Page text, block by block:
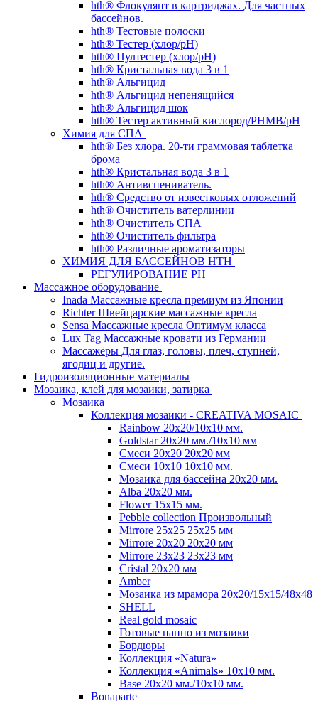
hth® Флокулянт в картриджах. Для частных
бассейнов.
hth® Тестовые полоски
hth® Тестер (хлор/pH)
hth® Пултестер (хлор/pH)
hth® Кристальная вода 3 в 1
hth® Альгицид
hth® Альгицид непенящийся
hth® Альгицид шок
hth® Тестер активный кислород/PHMB/pH
Химия для СПА
hth® Без хлора. 20-ти граммовая таблетка
брома
hth® Кристальная вода 3 в 1
hth® Антивспениватель.
hth® Средство от известковых отложений
hth® Очиститель ватерлинии
hth® Очиститель СПА
hth® Очиститель фильтра
hth® Различные ароматизаторы
ХИМИЯ ДЛЯ БАССЕЙНОВ HTH
РЕГУЛИРОВАНИЕ PH
Массажное оборудование
Inada Массажные кресла премиум из Японии
Richter Швейцарские массажные кресла
Sensа Массажные кресла Оптимум класса
Lux Tag Массажные кровати из Германии
Массажёры Для глаз, головы, плеч, ступней,
ягодиц и другие.
Гидроизоляционные материалы
Мозаика, клей для мозаики, затирка
Мозаика
Коллекция мозаики - CREATIVA MOSAIC
Rainbow 20x20/10х10 мм.
Goldstar 20х20 мм./10х10 мм
Смеси 20х20 20х20 мм
Смеси 10х10 10x10 мм.
Мозаика для бассейна 20x20 мм.
Alba 20x20 мм.
Flower 15x15 мм.
Pebble collection Произвольный
Mirrore 25х25 25x25 мм
Mirrore 20х20 20x20 мм
Mirrore 23х23 23x23 мм
Cristal 20х20 мм
Amber
Мозаика из мрамора 20х20/15х15/48х48
SHELL
Real gold mosaic
Готовые панно из мозаики
Бордюры
Коллекция «Natura»
Коллекция «Animals» 10х10 мм.
Base 20x20 мм./10х10 мм.
Bonaparte